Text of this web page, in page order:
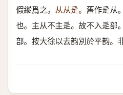
假縱爲之。 从从辵。 舊作辵从
也。主从不主辵。故不入辵部。
部。按大徐以去韵別於平韵。